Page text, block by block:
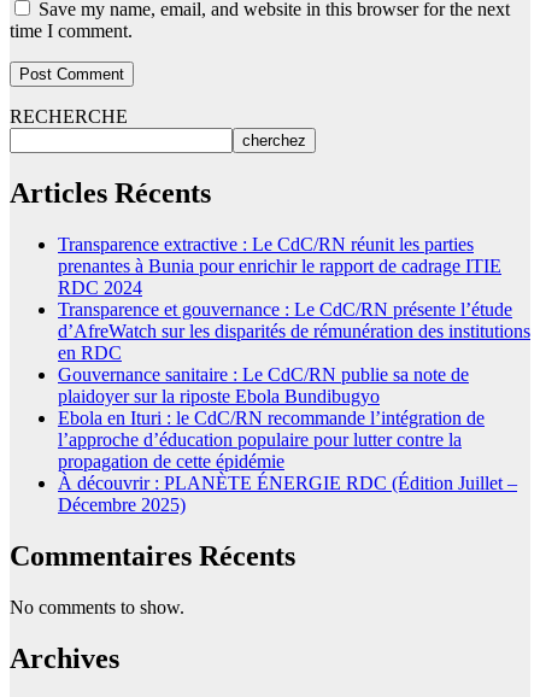
Save my name, email, and website in this browser for the next
time I comment.
RECHERCHE
cherchez
Articles Récents
Transparence extractive : Le CdC/RN réunit les parties
prenantes à Bunia pour enrichir le rapport de cadrage ITIE
RDC 2024
Transparence et gouvernance : Le CdC/RN présente l’étude
d’AfreWatch sur les disparités de rémunération des institutions
en RDC
Gouvernance sanitaire : Le CdC/RN publie sa note de
plaidoyer sur la riposte Ebola Bundibugyo
Ebola en Ituri : le CdC/RN recommande l’intégration de
l’approche d’éducation populaire pour lutter contre la
propagation de cette épidémie
À découvrir : PLANÈTE ÉNERGIE RDC (Édition Juillet –
Décembre 2025)
Commentaires Récents
No comments to show.
Archives